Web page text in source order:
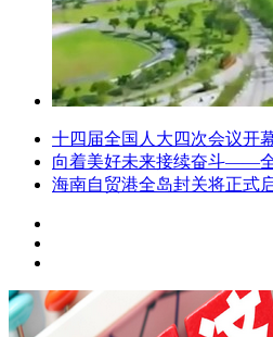
十四届全国人大四次会议开
向着美好未来接续奋斗——
海南自贸港全岛封关将正式